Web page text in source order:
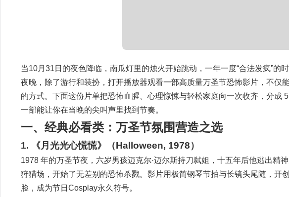
当10月31日的夜色降临，南瓜灯里的烛火开始跳动，一年一度“合法发疯”的
夜晚，除了游行和装扮，打开播放器观看一部高质量万圣节恐怖影片，不仅
的方式。下面这份片单把恐怖血腥、心理惊悚与轻松家庭向一次收齐，分成
一部能让你在当晚的尖叫声里找到节奏。
一、经典必看类：万圣节氛围营造之选
1. 《月光光心慌慌》（Halloween, 1978）
1978 年的万圣节夜，六岁男孩迈克尔·迈尔斯持刀弑姐，十五年后他逃出精
狩猎场，开始了无差别的恐怖杀戮。影片用极简钢琴节拍与长镜头尾随，开
脸，成为节日Cosplay永久符号。